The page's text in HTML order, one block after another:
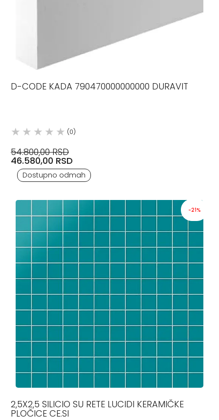
D-CODE KADA 790470000000000 DURAVIT
(0)
54.800,00 RSD
46.580,00 RSD
Dostupno odmah
-21%
2,5X2,5 SILICIO SU RETE LUCIDI KERAMIČKE
PLOČICE CE.SI